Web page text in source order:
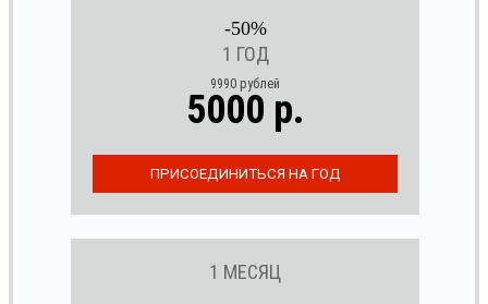
-50%
1 ГОД
9990 рублей
5000 р.
1 МЕСЯЦ